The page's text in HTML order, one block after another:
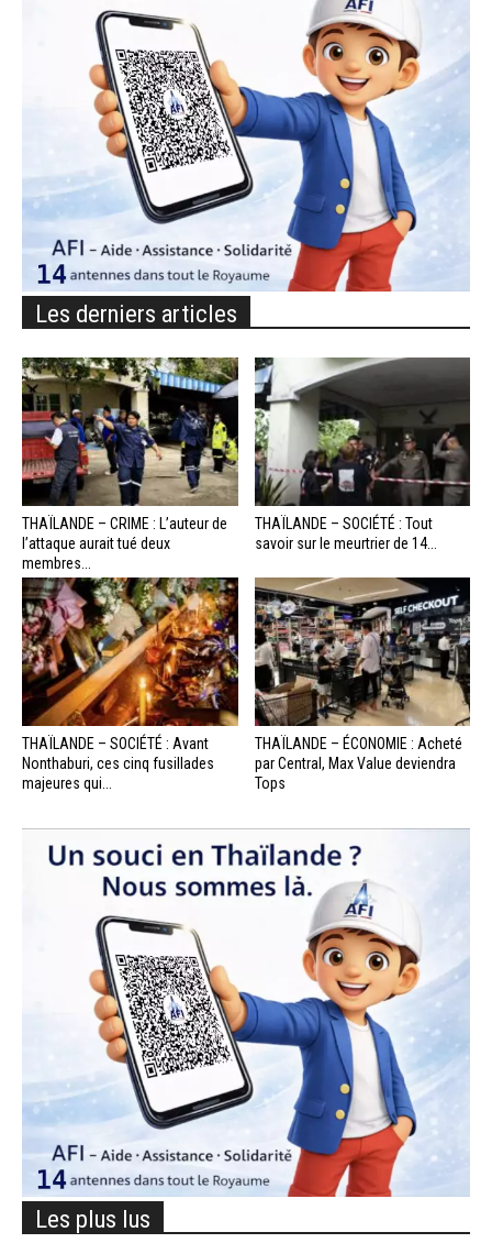
Les derniers articles
THAÏLANDE – CRIME : L’auteur de
l’attaque aurait tué deux
membres...
THAÏLANDE – SOCIÉTÉ : Tout
savoir sur le meurtrier de 14...
THAÏLANDE – SOCIÉTÉ : Avant
Nonthaburi, ces cinq fusillades
majeures qui...
THAÏLANDE – ÉCONOMIE : Acheté
par Central, Max Value deviendra
Tops
Les plus lus